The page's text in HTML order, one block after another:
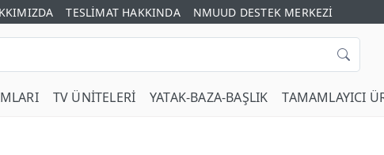
TESLİMAT HAKKINDA NMUUD DESTEK MERKEZİ
TV ÜNİTELERİ YATAK-BAZA-BAŞLIK TAMAMLAYICI